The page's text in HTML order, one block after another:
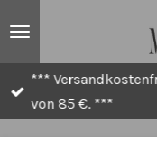
***
von 85 €. ***